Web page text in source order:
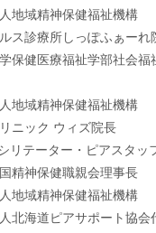
地域精神保健福祉機構
ス診療所しっぽふぁーれ
保健医療福祉学部社会福
地域精神保健福祉機構
ニック ウィズ院長
リテーター・ピアスタッ
精神保健職親会理事長
地域精神保健福祉機構
北海道ピアサポート協会